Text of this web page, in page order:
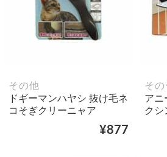
その他
ドギーマンハヤシ 抜け毛ネ
コそぎクリーニャア
¥877
その
アニ
クシ